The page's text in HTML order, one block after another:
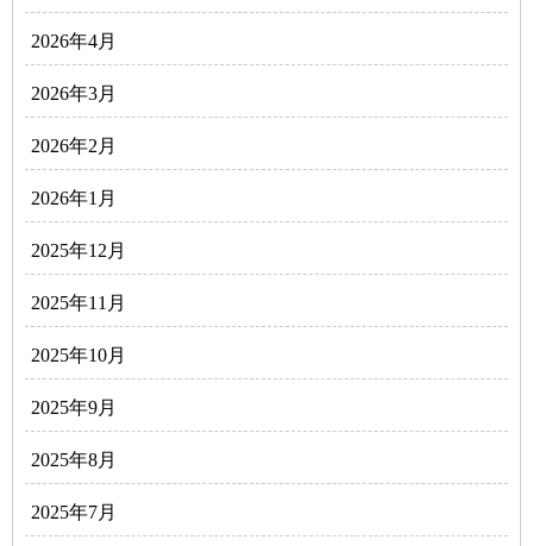
2026年4月
2026年3月
2026年2月
2026年1月
2025年12月
2025年11月
2025年10月
2025年9月
2025年8月
2025年7月